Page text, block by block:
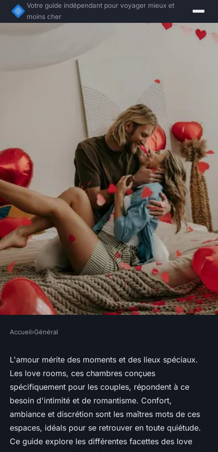
Votre guide indépendant pour voyager mieux et
moins cher
Qu'est-ce qui rend les love
rooms si uniques et
attrayantes pour les couples ?
paulette•27 mai 2024•3 min de lecture
Accueil›Général
L'amour mérite des moments et des lieux spéciaux.
Les love rooms, ces chambres conçues
spécifiquement pour les couples, répondent à ce
besoin d'intimité et de romantisme. Confort,
ambiance et discrétion sont les maîtres mots de ces
espaces, idéals pour se retrouver en toute quiétude.
Ce guide explore les différentes facettes des love